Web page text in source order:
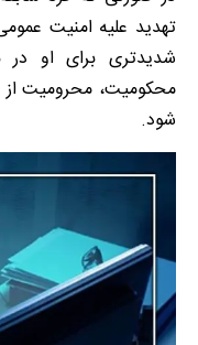
تهدید علیه امنیت
شدیدتری برای او در
محکومیت، محرومیت
شود.